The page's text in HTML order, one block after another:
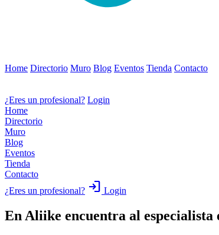
Home Directorio Muro Blog Eventos Tienda Contacto
¿Eres un profesional? Login
Home
Directorio
Muro
Blog
Eventos
Tienda
Contacto
¿Eres un profesional? login Login
En Aliike encuentra al especialista